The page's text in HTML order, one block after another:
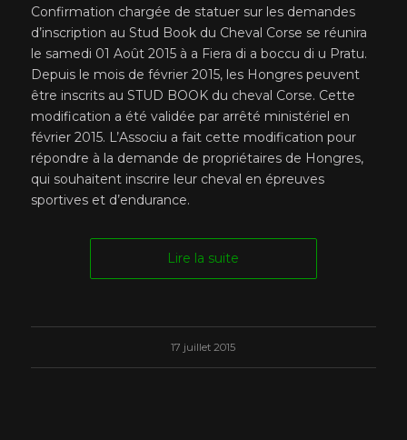
Confirmation chargée de statuer sur les demandes
d’inscription au Stud Book du Cheval Corse se réunira
le samedi 01 Août 2015 à a Fiera di a boccu di u Pratu.
Depuis le mois de février 2015, les Hongres peuvent
être inscrits au STUD BOOK du cheval Corse. Cette
modification a été validée par arrêté ministériel en
février 2015. L’Associu a fait cette modification pour
répondre à la demande de propriétaires de Hongres,
qui souhaitent inscrire leur cheval en épreuves
sportives et d’endurance.
Lire la suite
17 juillet 2015